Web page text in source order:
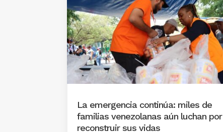
La emergencia continúa: miles de
familias venezolanas aún luchan por
reconstruir sus vidas